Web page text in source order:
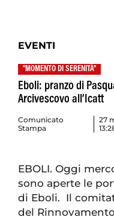
EVENTI
"MOMENTO DI SERENITÀ"
Eboli: pranzo di
Arcivescovo all’Icatt
Comunicato
Stampa
27
EBOLI. Oggi
sono aperte le
di Eboli. Il
del